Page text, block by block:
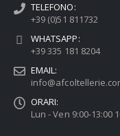
TELEFONO:
+39 (0)51 811732
WHATSAPP:
+39 335 181 8204
EMAIL:
ORARI:
Lun - Ven 9:00-13:00